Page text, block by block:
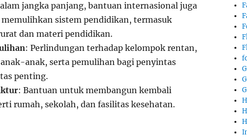
jangka panjang, bantuan internasional juga
sistem pendidikan, termasuk
dan materi pendidikan.
: Perlindungan terhadap kelompok rentan,
anak, serta pemulihan bagi penyintas
penting.
: Bantuan untuk membangun kembali
rumah, sekolah, dan fasilitas kesehatan.